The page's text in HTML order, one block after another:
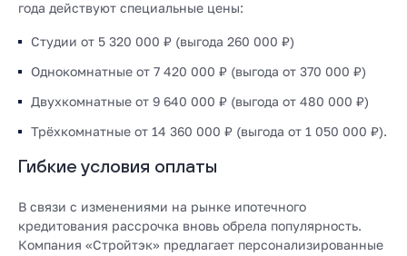
года действуют специальные цены:
Студии от 5 320 000 ₽ (выгода 260 000 ₽)
Однокомнатные от 7 420 000 ₽ (выгода от 370 000 ₽)
Двухкомнатные от 9 640 000 ₽ (выгода от 480 000 ₽)
Трёхкомнатные от 14 360 000 ₽ (выгода от 1 050 000 ₽).
Гибкие условия оплаты
В связи с изменениями на рынке ипотечного
кредитования рассрочка вновь обрела популярность.
Компания «Стройтэк» предлагает персонализированные